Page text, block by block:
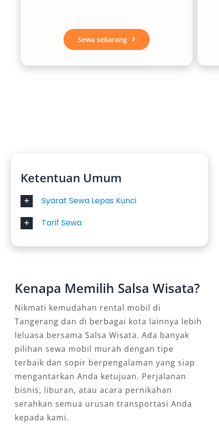
banyak pelanggan karena desainnya yang
modern, efisiensi bahan bakar yang baik, serta
sangat cocok untuk perjalanan keluarga atau
ideal untuk perjalanan jauh maupun dalam
kota.
3. Mitsubishi Xpander
Bagi yang menginginkan MPV dengan tampilan
memiliki fitur keamanan canggih dan desain
interior yang modern.
4. Toyota Innova Reborn
Toyota Innova Reborn hadir dengan performa
mesin yang lebih bertenaga dan kabin yang
lebih luas. Mobil ini cocok untuk perjalanan
dinas atau keluarga yang membutuhkan
kenyamanan ekstra.
5. Toyota Innova Venturer
Sewa sekarang
Ketentuan Umum
Syarat Sewa Lepas Kunci
Tarif Sewa
Kenapa Memilih Salsa Wisata?
Nikmati kemudahan rental mobil di
Tangerang dan di berbagai kota lainnya lebih
leluasa bersama Salsa Wisata. Ada banyak
pilihan sewa mobil murah dengan tipe
terbaik dan sopir berpengalaman yang siap
mengantarkan Anda ketujuan. Perjalanan
bisnis, liburan, atau acara pernikahan
serahkan semua urusan transportasi Anda
kepada kami.